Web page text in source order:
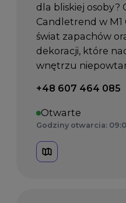
dla bliskiej osoby?
Candletrend w M1
świat zapachów
dekoracji, które
wnętrzu
Telefon
+48 607 464 085
Otwarte
Godziny otwarcia: